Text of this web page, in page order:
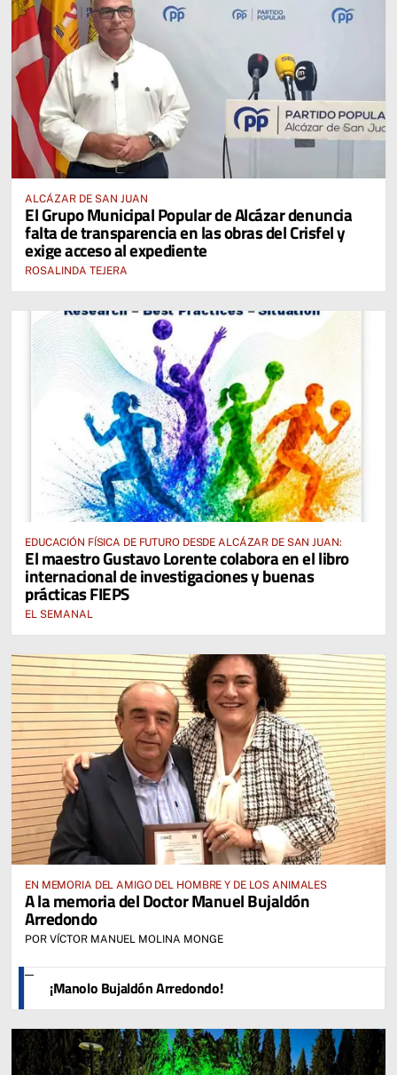
ALCÁZAR DE SAN JUAN
El Grupo Municipal Popular de Alcázar denuncia
falta de transparencia en las obras del Crisfel y
exige acceso al expediente
ROSALINDA TEJERA
EDUCACIÓN FÍSICA DE FUTURO DESDE ALCÁZAR DE SAN JUAN:
El maestro Gustavo Lorente colabora en el libro
internacional de investigaciones y buenas
prácticas FIEPS
EL SEMANAL
EN MEMORIA DEL AMIGO DEL HOMBRE Y DE LOS ANIMALES
A la memoria del Doctor Manuel Bujaldón
Arredondo
POR VÍCTOR MANUEL MOLINA MONGE
¡Manolo Bujaldón Arredondo!